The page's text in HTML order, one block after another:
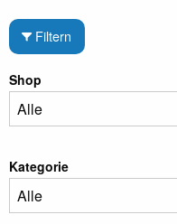
Filtern
Shop
Kategorie